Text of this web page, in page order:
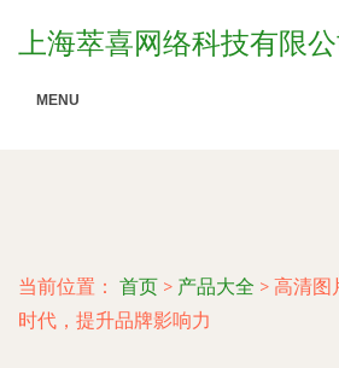
上海萃喜网络科技有限公
MENU
当前位置： 首页 > 产品大全 > 高清图
时代，提升品牌影响力